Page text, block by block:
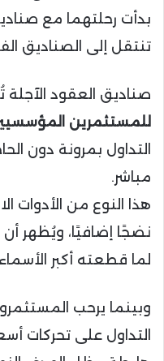
بدأت رحلتهما مع
تنتقل إلى الصناديق
صناديق العقود الآجلة
للمستثمرين
التداول بمرونة دون
مباشر.
هذا النوع من الأدوات
لما قطعته أكبر
وبينما يرحب